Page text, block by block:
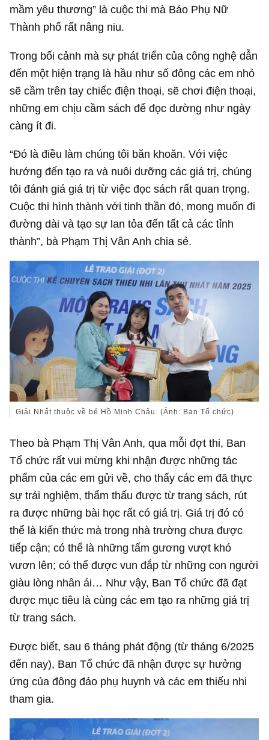
mầm yêu thương” là cuộc thi mà Báo Phụ Nữ
Thành phố rất nâng niu.
Trong bối cảnh mà sự phát triển của công nghệ dẫn
đến một hiện trạng là hầu như số đông các em nhỏ
sẽ cầm trên tay chiếc điện thoại, sẽ chơi điện thoại,
những em chịu cầm sách để đọc dường như ngày
càng ít đi.
“Đó là điều làm chúng tôi băn khoăn. Với việc
hướng đến tạo ra và nuôi dưỡng các giá trị, chúng
tôi đánh giá giá trị từ việc đọc sách rất quan trọng.
Cuộc thi hình thành với tinh thần đó, mong muốn đi
đường dài và tạo sự lan tỏa đến tất cả các tỉnh
thành”, bà Phạm Thị Vân Anh chia sẻ.
Giải Nhất thuộc về bé Hồ Minh Châu. (Ảnh: Ban Tổ chức)
Theo bà Phạm Thị Vân Anh, qua mỗi đợt thi, Ban
Tổ chức rất vui mừng khi nhận được những tác
phẩm của các em gửi về, cho thấy các em đã thực
sự trải nghiệm, thẩm thấu được từ trang sách, rút
ra được những bài học rất có giá trị. Giá trị đó có
thể là kiến thức mà trong nhà trường chưa được
tiếp cận; có thể là những tấm gương vượt khó
vươn lên; có thể được vun đắp từ những con người
giàu lòng nhân ái… Như vậy, Ban Tổ chức đã đạt
được mục tiêu là cùng các em tạo ra những giá trị
từ trang sách.
Được biết, sau 6 tháng phát động (từ tháng 6/2025
đến nay), Ban Tổ chức đã nhận được sự hưởng
ứng của đông đảo phụ huynh và các em thiếu nhi
tham gia.